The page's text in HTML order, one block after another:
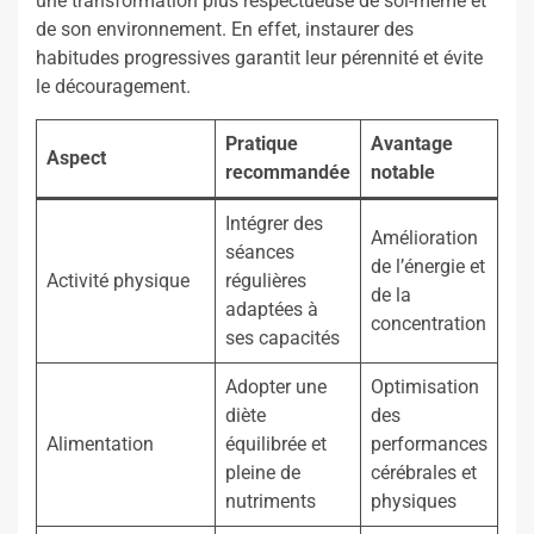
de son environnement. En effet, instaurer des
habitudes progressives garantit leur pérennité et évite
le découragement.
Aspect
Pratique
recommandée
Avantage
notable
Activité physique
Intégrer des
séances
régulières
adaptées à
ses capacités
Amélioration
de l’énergie et
de la
concentration
Alimentation
Adopter une
diète
équilibrée et
pleine de
nutriments
Optimisation
des
performances
cérébrales et
physiques